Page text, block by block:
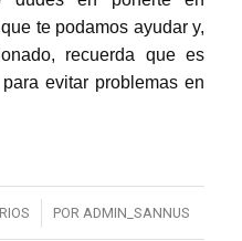
te podamos ayudar y,
recuerda que es
evitar problemas en
POR ADMIN_SANNUS